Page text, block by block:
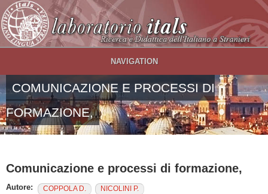
Salta al contenuto principale
NAVIGATION
COMUNICAZIONE E PROCESSI DI
FORMAZIONE,
Comunicazione e processi di formazione,
Autore: COPPOLA D. NICOLINI P.